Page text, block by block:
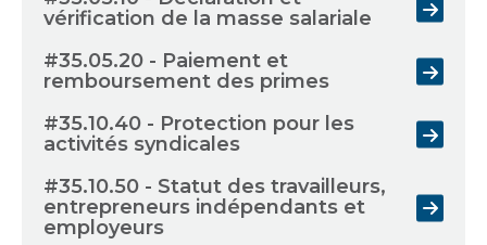
vérification de la masse salariale
#35.05.20 - Paiement et
remboursement des primes
#35.10.40 - Protection pour les
activités syndicales
#35.10.50 - Statut des travailleurs,
entrepreneurs indépendants et
employeurs